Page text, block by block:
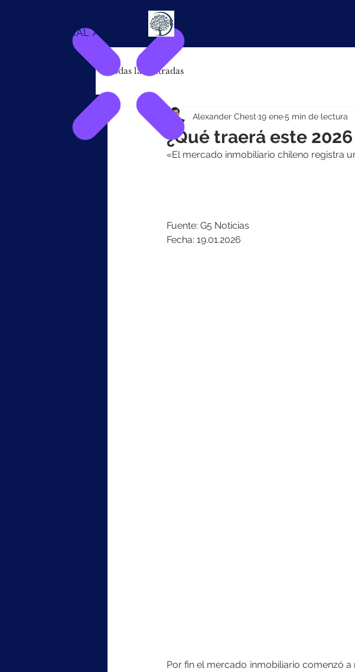
FINANCIAL ADVISOR
Todas las entradas
¿Qué traerá este
Alexander Chest 19 ene5 min de lectura
«El mercado inmobiliario chileno registra
Fuente: G5 Noticias
Fecha: 19.01.2026
Por fin el mercado inmobiliario comenzó